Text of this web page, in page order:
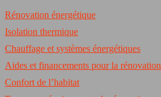
Rénovation énergétique
Isolation thermique
Chauffage et systèmes énergétiques
Aides et financements pour la rénovation
Confort de l’habitat